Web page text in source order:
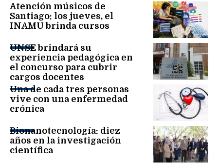
Atención músicos de
Santiago: los jueves, el
INAMU brinda cursos
UNSE brindará su
experiencia pedagógica en
el concurso para cubrir
cargos docentes
Una de cada tres personas
vive con una enfermedad
crónica
Bionanotecnología: diez
años en la investigación
científica